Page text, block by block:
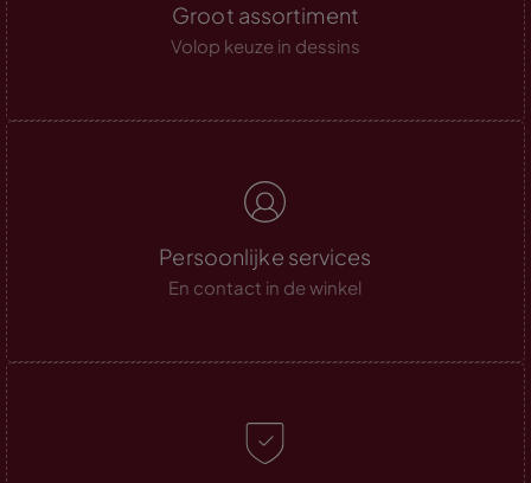
Groot assortiment
Volop keuze in dessins
Persoonlijke services
En contact in de winkel